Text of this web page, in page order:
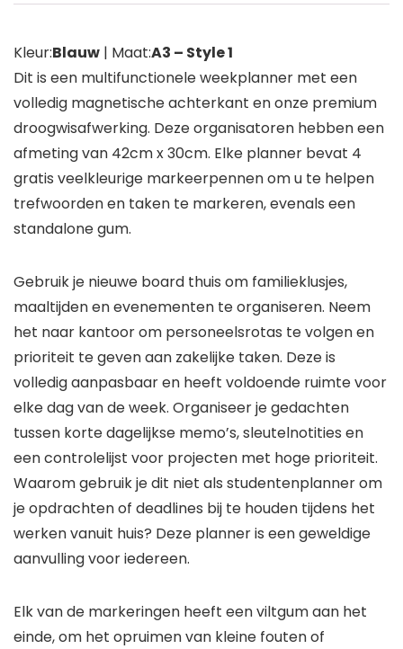
Kleur:Blauw | Maat:A3 – Style 1
Dit is een multifunctionele weekplanner met een
volledig magnetische achterkant en onze premium
droogwisafwerking. Deze organisatoren hebben een
afmeting van 42cm x 30cm. Elke planner bevat 4
gratis veelkleurige markeerpennen om u te helpen
trefwoorden en taken te markeren, evenals een
standalone gum.
Gebruik je nieuwe board thuis om familieklusjes,
maaltijden en evenementen te organiseren. Neem
het naar kantoor om personeelsrotas te volgen en
prioriteit te geven aan zakelijke taken. Deze is
volledig aanpasbaar en heeft voldoende ruimte voor
elke dag van de week. Organiseer je gedachten
tussen korte dagelijkse memo’s, sleutelnotities en
een controlelijst voor projecten met hoge prioriteit.
Waarom gebruik je dit niet als studentenplanner om
je opdrachten of deadlines bij te houden tijdens het
werken vanuit huis? Deze planner is een geweldige
aanvulling voor iedereen.
Elk van de markeringen heeft een viltgum aan het
einde, om het opruimen van kleine fouten of